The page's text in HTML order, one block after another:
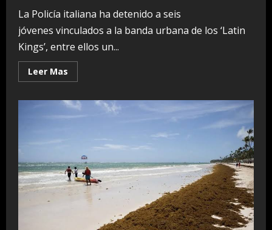
La Policía italiana ha detenido a seis
jóvenes vinculados a la banda urbana de los ‘Latin
Kings’, entre ellos un...
Leer Mas
more
dominicano
miembro
de
por
asesinato
de
un
joven
en